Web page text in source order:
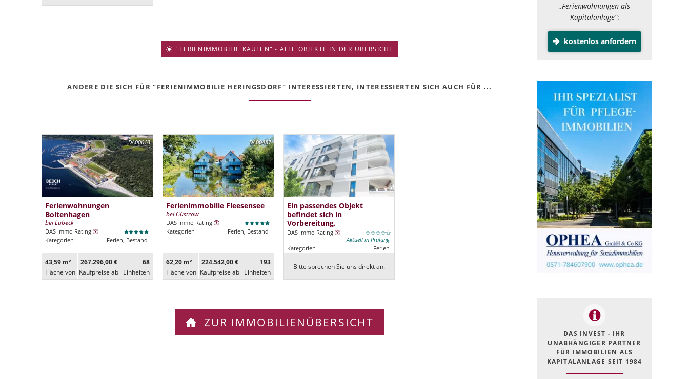
"FERIENIMMOBILIE KAUFEN" - ALLE OBJEKTE IN DER ÜBERSICHT
ANDERE DIE SICH FÜR "FERIENIMMOBILIE HERINGSDORF" INTERESSIERTEN, INTERESSIERTEN SICH AUCH FÜR ...
DA00613
Ferienwohnungen
Boltenhagen
bei Lübeck
DAS Immo Rating
Kategorien
Ferien, Bestand
43,59 m²
Fläche von
267.296,00 €
Kaufpreise ab
68
Ein­heiten
DA00487
Ferienimmobilie Fleesensee
bei Güstrow
DAS Immo Rating
Kategorien
Ferien, Bestand
62,20 m²
Fläche von
224.542,00 €
Kaufpreise ab
193
Ein­heiten
Ein passendes Objekt
befindet sich in
Vorbereitung.
DAS Immo Rating
Aktuell in Prüfung
Kategorien
Ferien
Bitte sprechen Sie uns direkt an.
ZUR IMMOBILIENÜBERSICHT
„Ferienwohnungen als
Kapitalanlage”:
kostenlos anfordern
DAS INVEST - IHR
UNABHÄNGIGER PARTNER
FÜR IMMOBILIEN ALS
KAPITALANLAGE SEIT 1984